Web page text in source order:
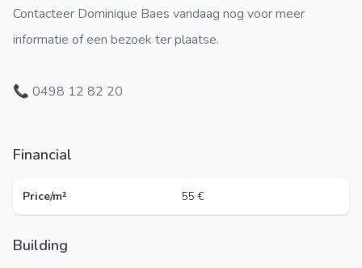
Contacteer Dominique Baes vandaag nog voor meer
informatie of een bezoek ter plaatse.
📞 0498 12 82 20
Financial
Price/m² 55 €
Building